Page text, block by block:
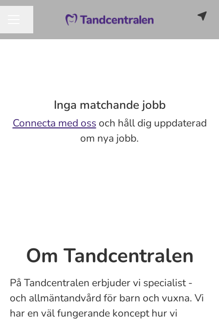
Inga matchande jobb
Connecta med oss och håll dig uppdaterad
om nya jobb.
Om Tandcentralen
På Tandcentralen erbjuder vi specialist -
och allmäntandvård för barn och vuxna. Vi
har en väl fungerande koncept hur vi